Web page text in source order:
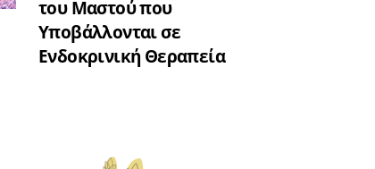
του Μαστού που
Υποβάλλονται σε
Ενδοκρινική Θεραπεία